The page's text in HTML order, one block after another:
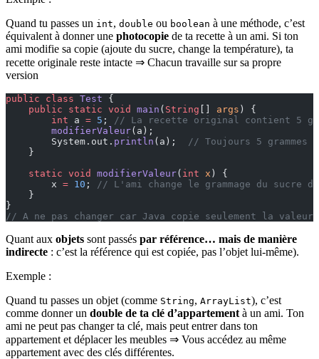
Quand tu passes un int, double ou boolean à une méthode, c’est
équivalent à donner une photocopie de ta recette à un ami. Si ton
ami modifie sa copie (ajoute du sucre, change la température), ta
recette originale reste intacte ⇒ Chacun travaille sur sa propre
version
public class Test {
    public
static void main ( String args ) {
        int
a = 5 ;
// La recette original contient 5
        modifierValeur
(a);
        System.out.
println (a);
// Toujours 5 grammes
    }
    static
void modifierValeur( int x ) {
        x
= 10 ;
// L'ami change le grammage du sucre
    }
}
// A ne pas changer car Java copie seulement la
Quant aux objets sont passés par référence… mais de manière
indirecte : c’est la référence qui est copiée, pas l’objet lui-même).
Exemple :
Quand tu passes un objet (comme String, ArrayList), c’est
comme donner un double de ta clé d’appartement à un ami. Ton
ami ne peut pas changer ta clé, mais peut entrer dans ton
appartement et déplacer les meubles ⇒ Vous accédez au même
appartement avec des clés différentes.